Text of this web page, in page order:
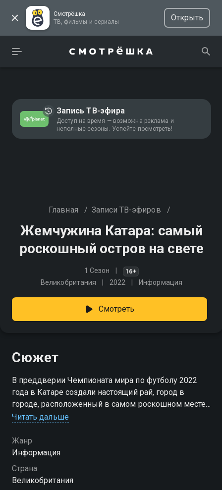
Смотрёшка
ТВ, фильмы и сериалы
Открыть
Запись ТВ-эфира
Доступ на время — возможна реклама и
неполные сезоны. Успейте посмотреть!
Главная / Записи ТВ-эфиров /
Жемчужина Катара: самый
роскошный остров на свете
1 Сезон 16+
Великобритания 2022 Информация
Смотреть
Сюжет
В преддверии Чемпионата мира по футболу 2022
года в Катаре создали настоящий рай, город в
городе, расположенный в самом роскошном месте
на планете: Жемчужном острове - месте, полном
Читать дальше
Жанр
Информация
Страна
Великобритания